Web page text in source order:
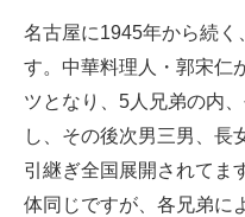
名古屋に1945年から続
す。中華料理人・郭宋仁
ツとなり、5人兄弟の内
し、その後次男三男、長
引継ぎ全国展開されてま
体同じですが、各兄弟に